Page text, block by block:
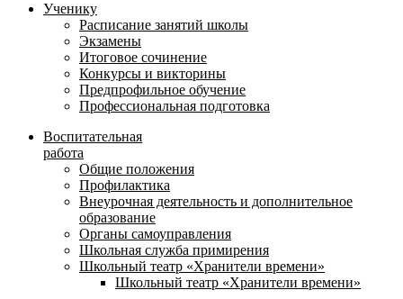
Ученику
Расписание занятий школы
Экзамены
Итоговое сочинение
Конкурсы и викторины
Предпрофильное обучение
Профессиональная подготовка
Воспитательная
работа
Общие положения
Профилактика
Внеурочная деятельность и дополнительное
образование
Органы самоуправления
Школьная служба примирения
Школьный театр «Хранители времени»
Школьный театр «Хранители времени»